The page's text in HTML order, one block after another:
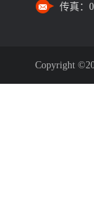
传真：
Copyright